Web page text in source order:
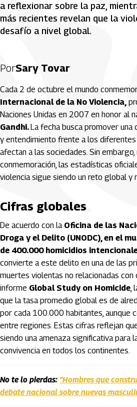
a reflexionar sobre la paz,
más recientes revelan que la
desafío a nivel global.
PorSary Tovar
Cada 2 de octubre el mundo
Internacional de la No Violencia,
Naciones Unidas en 2007 en honor al
Gandhi.La fecha busca promover una
y entendimiento frente a los
afectan a las sociedades. Sin
conmemoración, las estadísticas
violencia sigue siendo un reto global y
Cifras globales
De acuerdo con laOficina de las
Droga y el Delito (UNODC), en el
de 400.000 homicidios
convierte a este delito en una de las
muertes violentas no relacionadas con
informe Global Study on Homicide,
que la tasa promedio global es de
por cada 100.000 habitantes, aunque
entre regiones. Estas cifras reflejan
siendo una amenaza significativa para
convivencia en todos los continentes.
No te lo pierdas: “Hombres que
debate nacional sobre nuevas